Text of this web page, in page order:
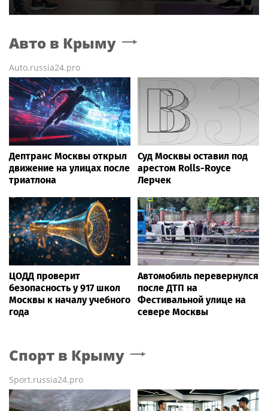
Авто в Крыму
Auto.russia24.pro
Дептранс Москвы открыл
движение на улицах после
триатлона
Суд Москвы оставил под
арестом Rolls-Royce
Лерчек
ЦОДД проверит
безопасность у 917 школ
Москвы к началу учебного
года
Автомобиль перевернулся
после ДТП на
Фестивальной улице на
севере Москвы
Спорт в Крыму
Sport.russia24.pro